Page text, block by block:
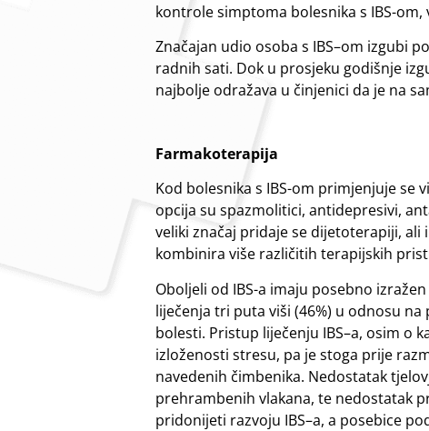
kontrole simptoma bolesnika s IBS-
Značajan udio osoba s IBS–om izgubi
radnih sati. Dok u prosjeku godišnje
najbolje odražava u činjenici da je na
Farmakoterapija
Kod bolesnika s IBS-om primjenjuje se
opcija su spazmolitici, antidepresivi,
veliki značaj pridaje se dijetoterapiji,
kombinira više različitih terapijskih
Oboljeli od IBS-a imaju posebno
liječenja tri puta viši (46%) u odnosu
bolesti. Pristup liječenju IBS–a, osim o
izloženosti stresu, pa je stoga prije
navedenih čimbenika. Nedostatak
prehrambenih vlakana, te nedostatak
pridonijeti razvoju IBS–a, a posebice